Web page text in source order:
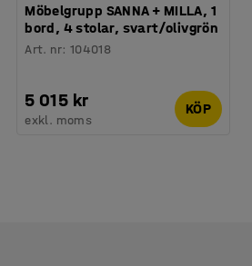
Möbelgrupp SANNA + MILLA, 1
bord, 4 stolar, svart/olivgrön
Art. nr: 104018
5 015 kr
exkl. moms
KÖP